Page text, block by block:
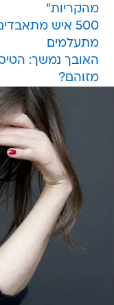
מהקריות"
500 איש
מתעלמים
האובך נמשך:
מזוהם?